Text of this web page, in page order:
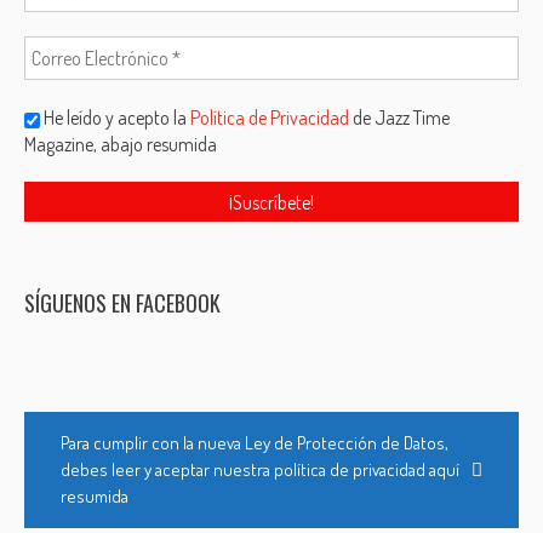
He leído y acepto laPolítica de Privacidad de Jazz Time
Magazine, abajo resumida
SÍGUENOS EN FACEBOOK
Para cumplir con la nueva Ley de Protección de Datos,
debes leer y aceptar nuestra política de privacidad aquí
resumida